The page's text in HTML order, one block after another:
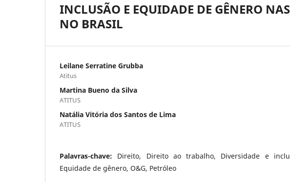
INCLUSÃO E EQUIDADE DE GÊNERO
NO BRASIL
Leilane Serratine Grubba
Atitus
Martina Bueno da Silva
ATITUS
Natália Vitória dos Santos de Lima
ATITUS
Palavras-chave: Direito, Direito ao trabalho, Diversidade e
Equidade de gênero, O&G, Petróleo